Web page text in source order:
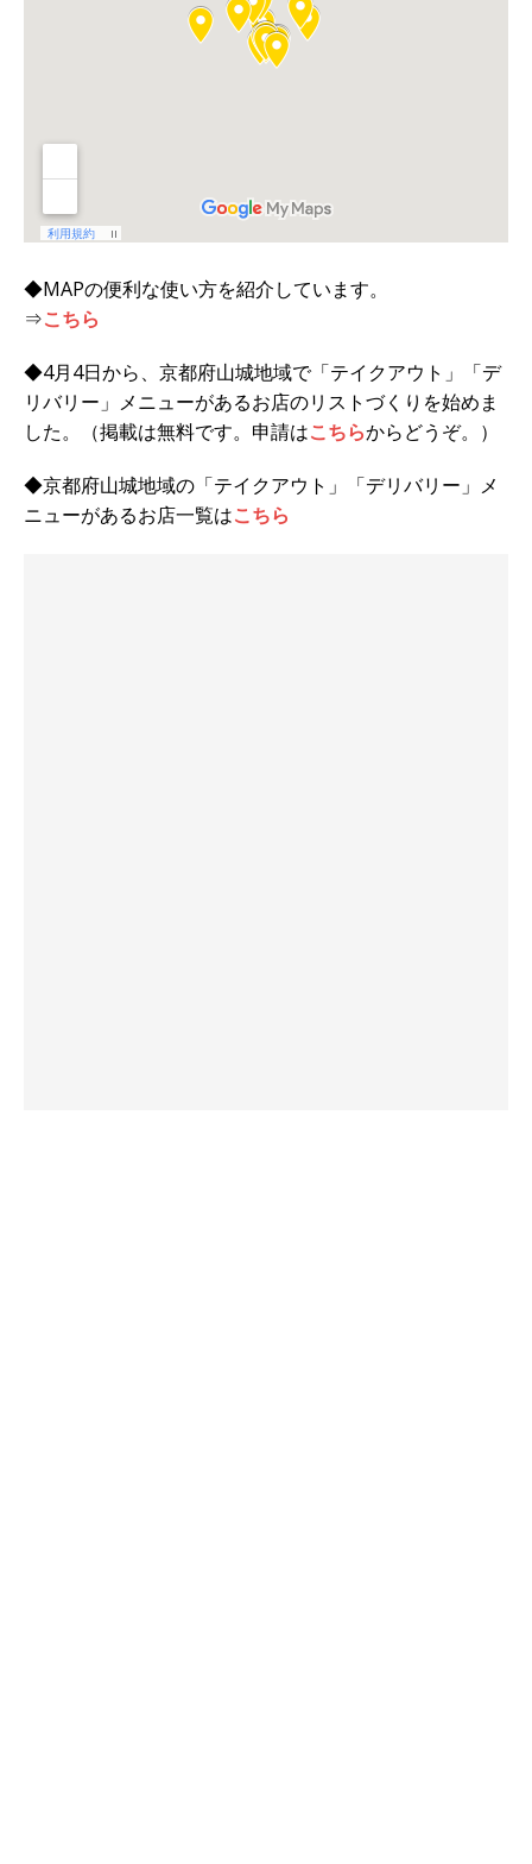
◆MAPの便利な使い方を紹介しています。
⇒こちら
◆4月4日から、京都府山城地域で「テイクアウト」「デ
リバリー」メニューがあるお店のリストづくりを始めま
した。（掲載は無料です。申請はこちらからどうぞ。）
◆京都府山城地域の「テイクアウト」「デリバリー」メ
ニューがあるお店一覧はこちら